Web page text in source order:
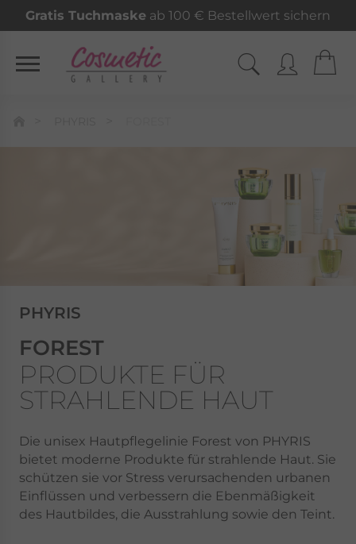
Gratis Tuchmaske ab 100 € Bestellwert sichern
PHYRIS
FOREST
PRODUKTE FÜR
STRAHLENDE HAUT
Die unisex Hautpflegelinie Forest von PHYRIS
bietet moderne Produkte für strahlende Haut. Sie
schützen sie vor Stress verursachenden urbanen
Einflüssen und verbessern die Ebenmäßigkeit
des Hautbildes, die Ausstrahlung sowie den Teint.